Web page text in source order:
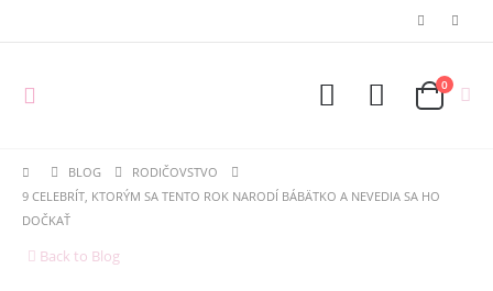
0
BLOG
RODIČOVSTVO
9 CELEBRÍT, KTORÝM SA TENTO ROK NARODÍ BÁBÄTKO A NEVEDIA SA HO
DOČKAŤ
Back to Blog